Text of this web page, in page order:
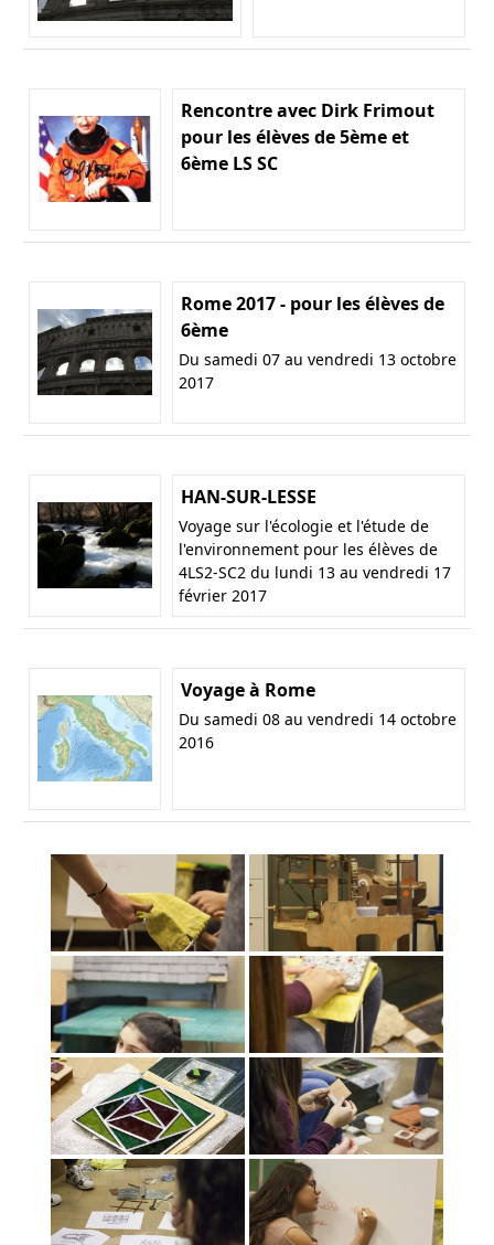
Rencontre avec Dirk Frimout
pour les élèves de 5ème et
6ème LS SC
Rome 2017 - pour les élèves de
6ème
Du samedi 07 au vendredi 13 octobre
2017
HAN-SUR-LESSE
Voyage sur l'écologie et l'étude de
l'environnement pour les élèves de
4LS2-SC2 du lundi 13 au vendredi 17
février 2017
Voyage à Rome
Du samedi 08 au vendredi 14 octobre
2016